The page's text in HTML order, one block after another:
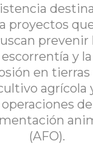
a proyectos
prevenir
escorrentía y la
en tierras
agrícola
operaciones de
(AFO).